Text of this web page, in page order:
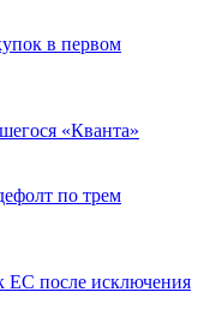
в первом
«Кванта»
по трем
ЕС после исключения